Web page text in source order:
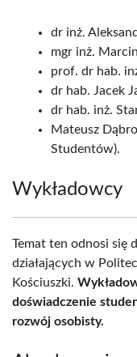
dr inż.
mgr inż.
prof. dr hab.
dr hab. Jacek
dr hab. inż.
Mateusz
Studentów).
Wykładowcy
Temat ten odnosi się
działających w
Kościuszki.
doświadczenie
rozwój osobisty.